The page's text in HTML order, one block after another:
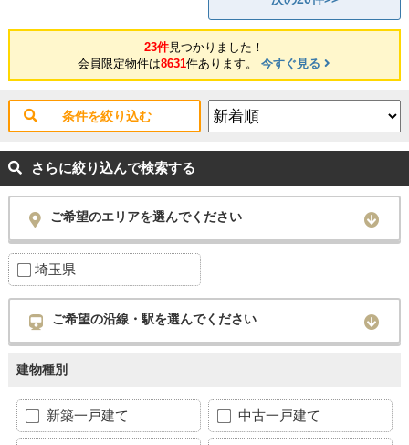
23件見つかりました！
会員限定物件は8631件あります。今すぐ見る
条件を絞り込む
さらに絞り込んで検索する
ご希望のエリアを選んでください
埼玉県
ご希望の沿線・駅を選んでください
建物種別
新築一戸建て 中古一戸建て